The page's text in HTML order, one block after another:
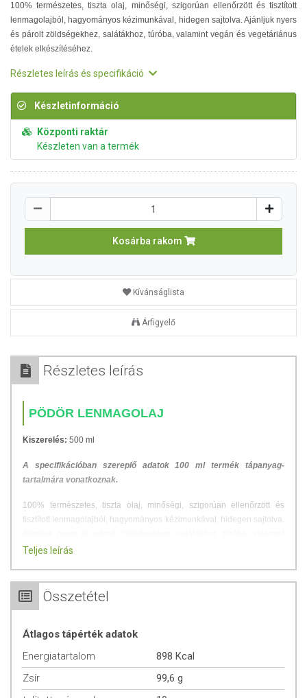
100% természetes, tiszta olaj, minőségi, szigorúan ellenőrzött és tisztított
lenmagolajból, hagyományos kézimunkával, hidegen sajtolva. Ajánljuk nyers
és párolt zöldségekhez, salátákhoz, túróba, valamint vegán és vegetáriánus
ételek elkészítéséhez.
Részletes leírás és specifikáció
Készletinformáció
Központi raktár
Készleten van a termék
Kosárba rakom
Kívánságlista
Árfigyelő
Részletes leírás
PÖDÖR LENMAGOLAJ
Kiszerelés: 500 ml
A specifikációban szereplő adatok 100 ml termék tápanyag-
tartalmára vonatkoznak.
100% természetes, tiszta olaj, minőségi, szigorúan ellenőrzött és
tisztított lenmagolajból, hagyományos kézimunkával, hidegen sajtolva.
vegán és vegetáriánus ételek elkészítéséhez.
Szűretlen
Teljes leírás
Összetétel
Átlagos tápérték adatok
Energiatartalom
898 Kcal
Zsír
99,6 g